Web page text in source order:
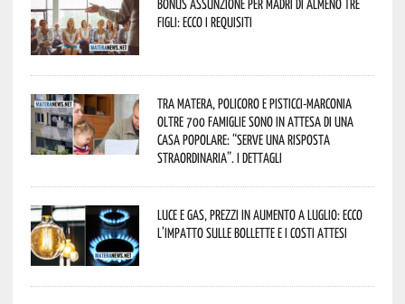
figli: ecco i requisiti
Tra Matera, Policoro e Pisticci-Marconia
oltre 700 famiglie sono in attesa di una
casa popolare: “serve una risposta
straordinaria”. I dettagli
Luce e gas, prezzi in aumento a luglio: ecco
l’impatto sulle bollette e i costi attesi